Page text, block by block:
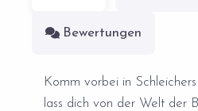
Bewertungen
Komm vorbei in
lass dich von der Welt der